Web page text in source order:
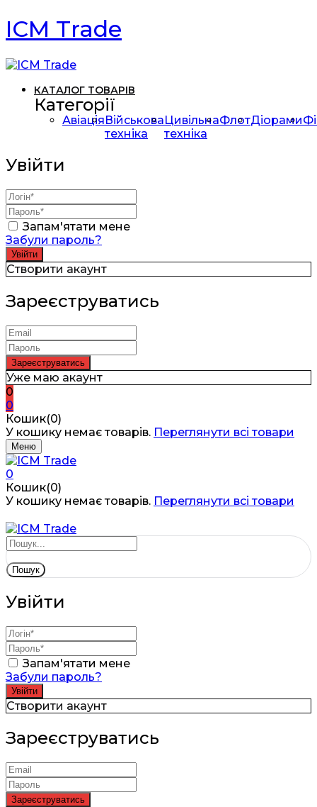
ICM Trade
КАТАЛОГ ТОВАРІВ
Категорії
АвіаціяВійськова
техніка
Цивільна
техніка
ФлотДіорами
Увійти
Запам'ятати мене
Забули пароль?
Створити акаунт
Зареєструватись
Уже маю акаунт
0
0
Кошик(0)
У кошику немає товарів. Переглянути всі товари
Меню
0
Кошик(0)
У кошику немає товарів. Переглянути всі товари
Пошук
Увійти
Запам'ятати мене
Забули пароль?
Створити акаунт
Зареєструватись